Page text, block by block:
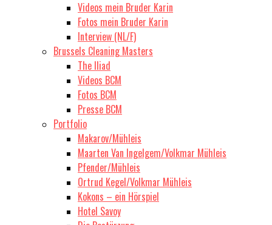
Videos mein Bruder Karin
Fotos mein Bruder Karin
Interview (NL/F)
Brussels Cleaning Masters
The Iliad
Videos BCM
Fotos BCM
Presse BCM
Portfolio
Makarov/Mühleis
Maarten Van Ingelgem/Volkmar Mühleis
Pfender/Mühleis
Ortrud Kegel/Volkmar Mühleis
Kokons – ein Hörspiel
Hotel Savoy